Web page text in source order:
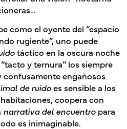
como el oyente del “espacio
rugiente”, uno puede
táctico en la oscura noche
y ternura” los siempre
engañosos
de ruidoes sensible a los
coopera con
narrativa del encuentro para
es inimaginable.